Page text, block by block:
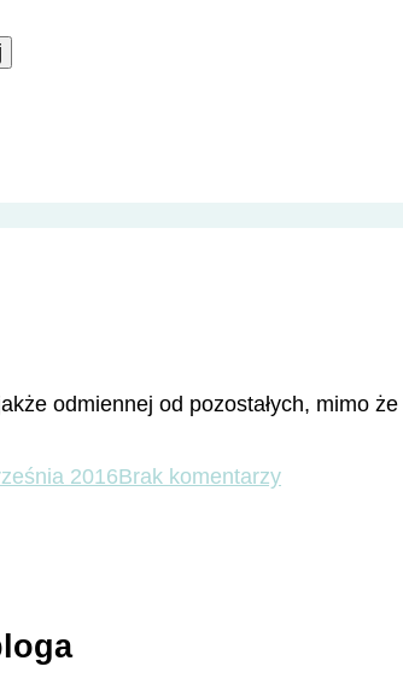
odmiennej od pozostałych, mimo
2016Brak komentarzydo